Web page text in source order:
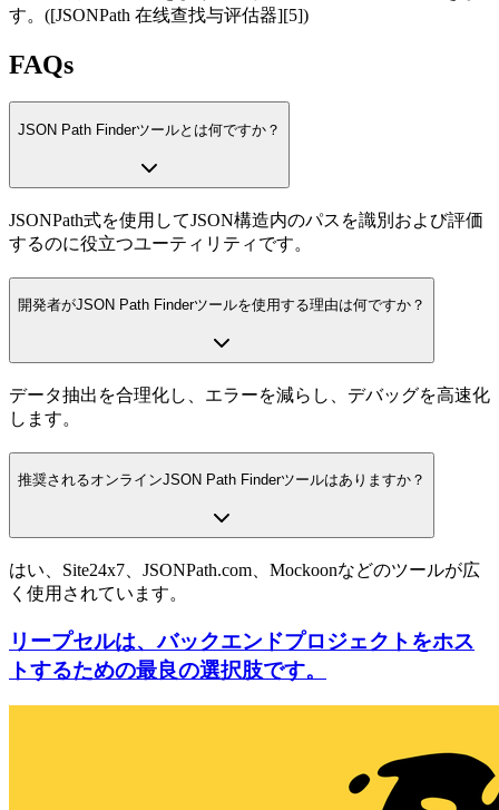
す。([JSONPath 在线查找与评估器][5])
FAQs
JSON Path Finderツールとは何ですか？
JSONPath式を使用してJSON構造内のパスを識別および評価
するのに役立つユーティリティです。
開発者がJSON Path Finderツールを使用する理由は何ですか？
データ抽出を合理化し、エラーを減らし、デバッグを高速化
します。
推奨されるオンラインJSON Path Finderツールはありますか？
はい、Site24x7、JSONPath.com、Mockoonなどのツールが広
く使用されています。
リープセルは、バックエンドプロジェクトをホス
トするための最良の選択肢です。